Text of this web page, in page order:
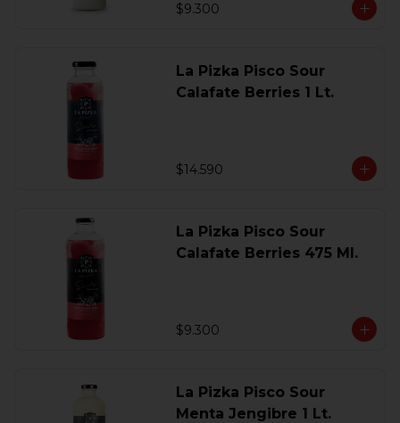
$9.300
La Pizka Pisco Sour
Calafate Berries 1 Lt.
$14.590
La Pizka Pisco Sour
Calafate Berries 475 Ml.
$9.300
La Pizka Pisco Sour
Menta Jengibre 1 Lt.